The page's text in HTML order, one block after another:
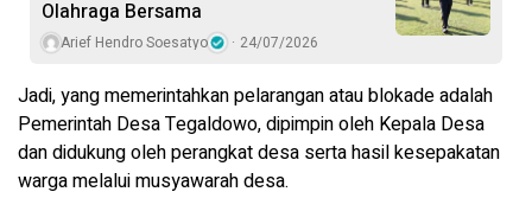
Olahraga Bersama
Arief Hendro Soesatyo 24/07/2026
Jadi, yang memerintahkan pelarangan atau blokade adalah
Pemerintah Desa Tegaldowo, dipimpin oleh Kepala Desa
dan didukung oleh perangkat desa serta hasil kesepakatan
warga melalui musyawarah desa.